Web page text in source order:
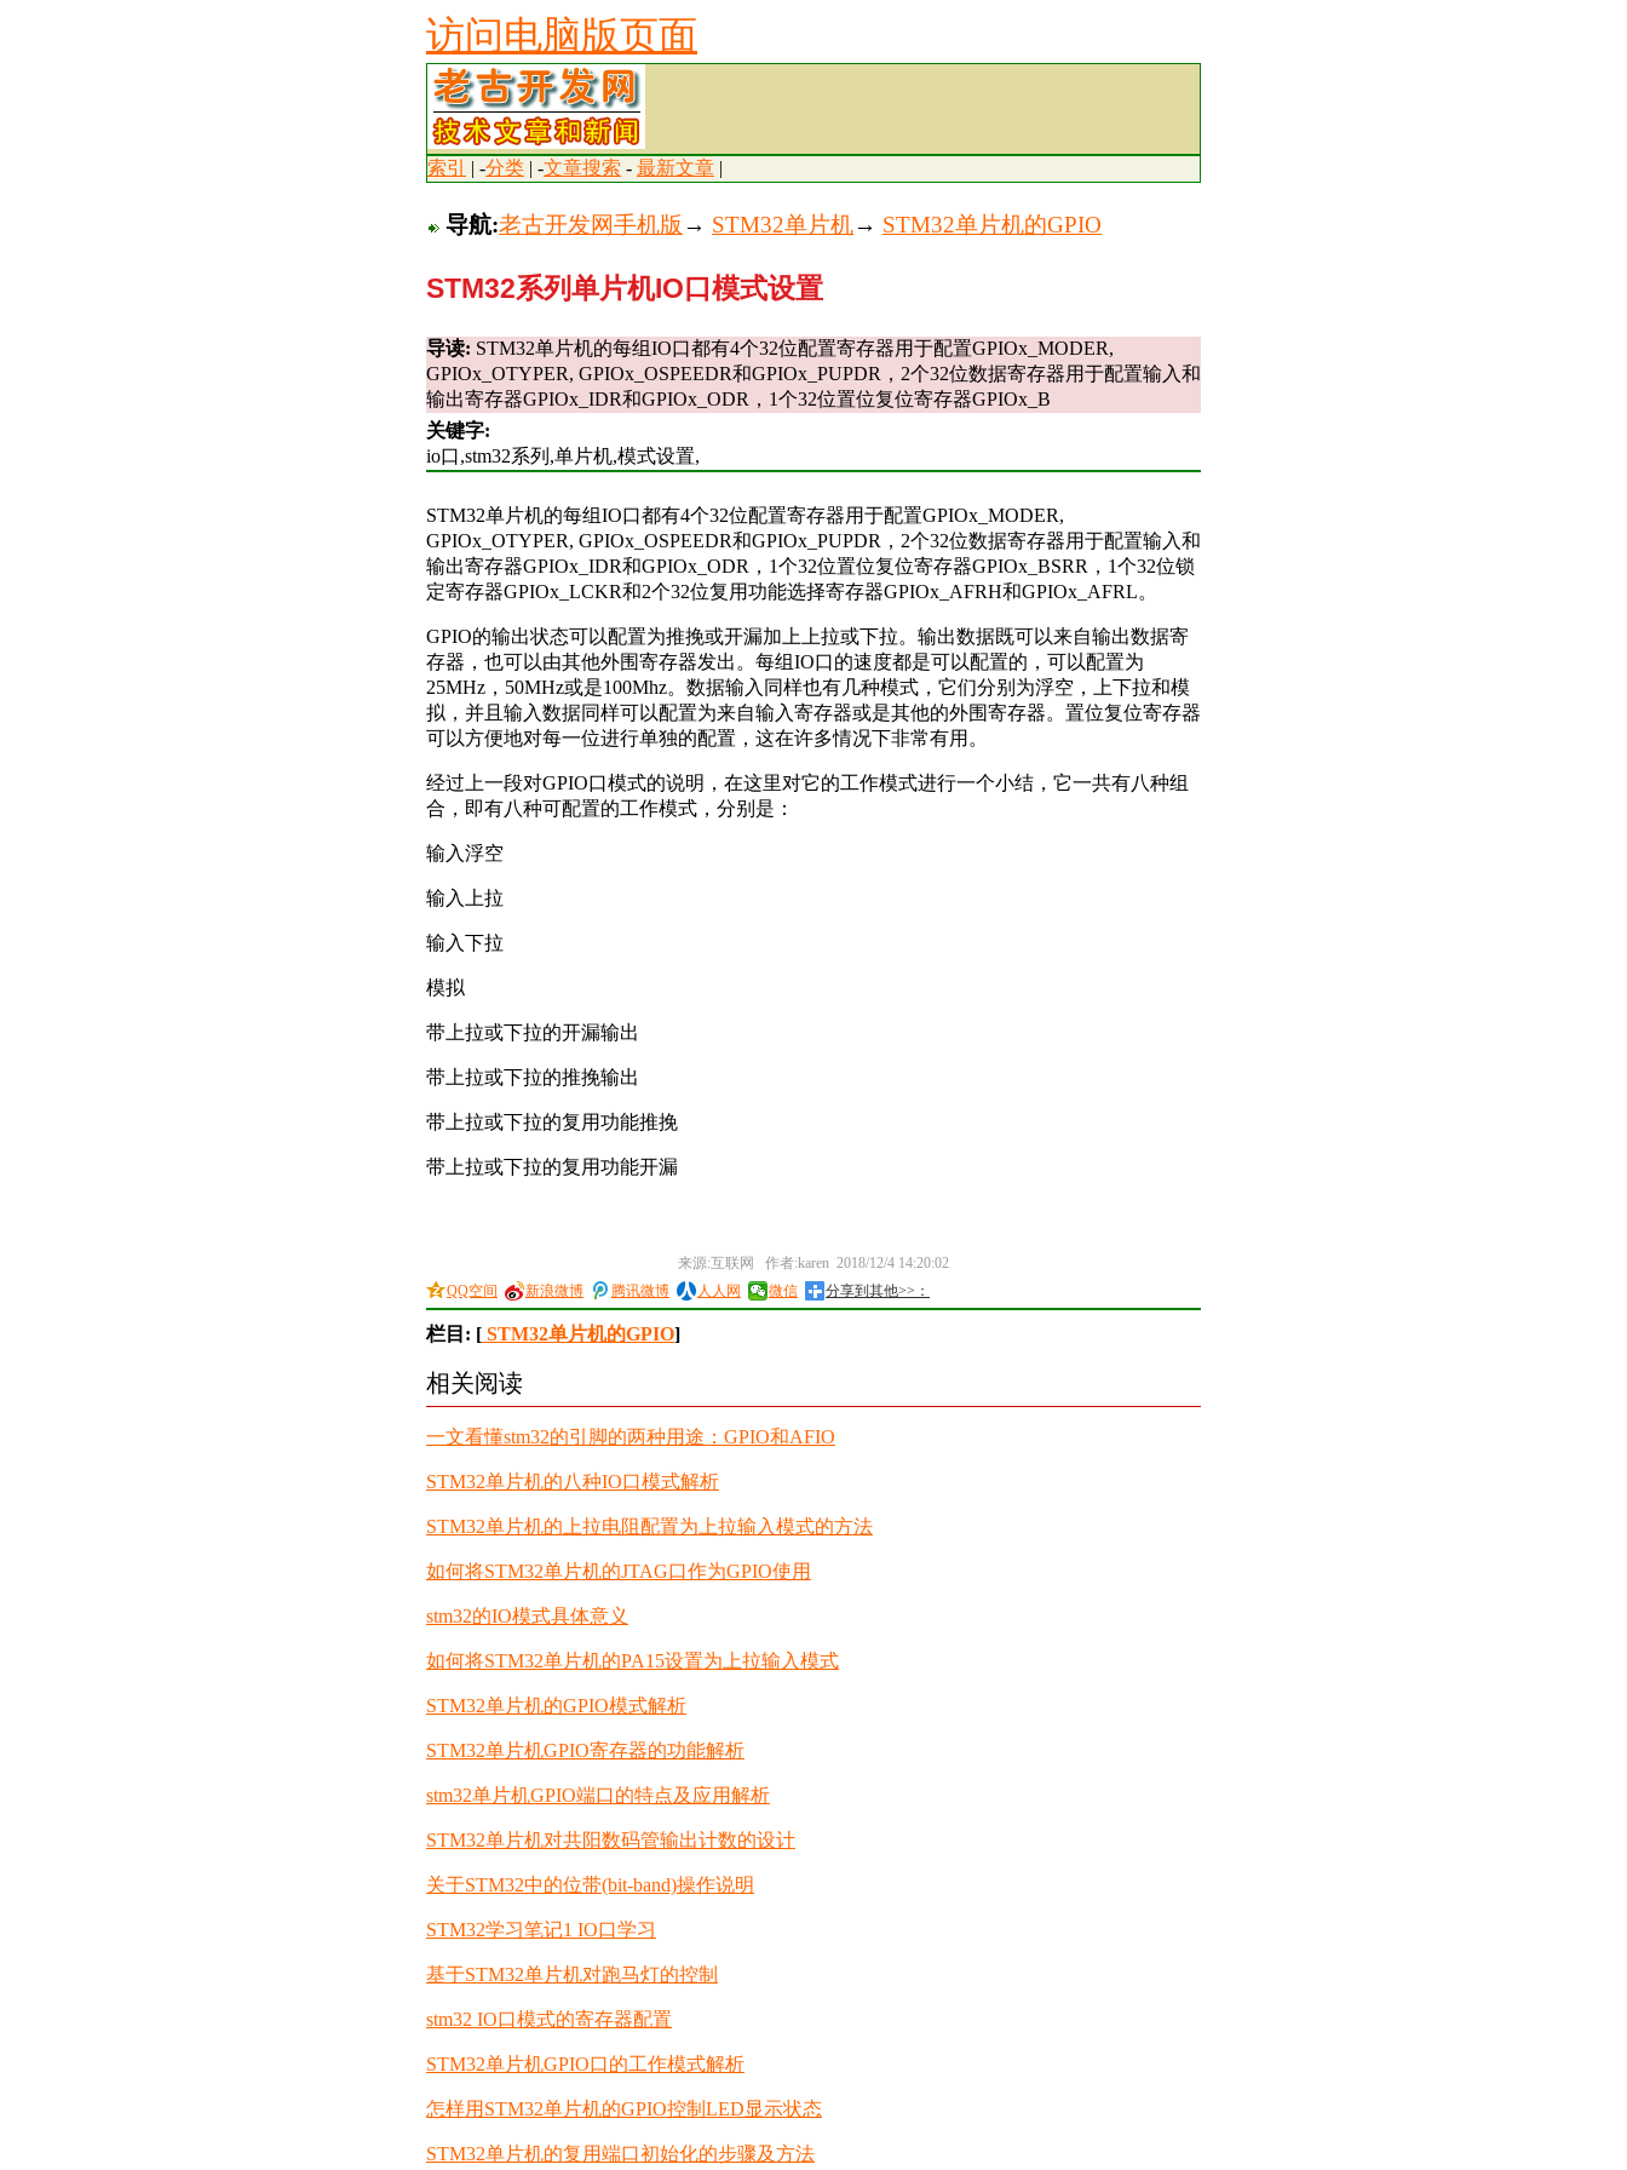
访问电脑版页面
索引 | -分类 | -文章搜索 - 最新文章 |
导航:老古开发网手机版 → STM32单片机→ STM32单片机的GPIO
STM32系列单片机IO口模式设置
导读: STM32单片机的每组IO口都有4个32位配置寄存器用于配置GPIOx_MODER,
GPIOx_OTYPER, GPIOx_OSPEEDR和GPIOx_PUPDR，2个32位数据寄存器用于配置输入和
输出寄存器GPIOx_IDR和GPIOx_ODR，1个32位置位复位寄存器GPIOx_B
关键字:
io口,stm32系列,单片机,模式设置,
STM32单片机的每组IO口都有4个32位配置寄存器用于配置GPIOx_MODER,
GPIOx_OTYPER, GPIOx_OSPEEDR和GPIOx_PUPDR，2个32位数据寄存器用于配置输入和
输出寄存器GPIOx_IDR和GPIOx_ODR，1个32位置位复位寄存器GPIOx_BSRR，1个32位锁
定寄存器GPIOx_LCKR和2个32位复用功能选择寄存器GPIOx_AFRH和GPIOx_AFRL。
GPIO的输出状态可以配置为推挽或开漏加上上拉或下拉。输出数据既可以来自输出数据寄
存器，也可以由其他外围寄存器发出。每组IO口的速度都是可以配置的，可以配置为
25MHz，50MHz或是100Mhz。数据输入同样也有几种模式，它们分别为浮空，上下拉和模
拟，并且输入数据同样可以配置为来自输入寄存器或是其他的外围寄存器。置位复位寄存器
可以方便地对每一位进行单独的配置，这在许多情况下非常有用。
经过上一段对GPIO口模式的说明，在这里对它的工作模式进行一个小结，它一共有八种组
合，即有八种可配置的工作模式，分别是：
输入浮空
输入上拉
输入下拉
模拟
带上拉或下拉的开漏输出
带上拉或下拉的推挽输出
带上拉或下拉的复用功能推挽
带上拉或下拉的复用功能开漏
来源:互联网 作者:karen 2018/12/4 14:20:02
QQ空间
新浪微博 腾讯微博 人人网 微信 分享到其他>>：
栏目: [ STM32单片机的GPIO]
相关阅读
一文看懂stm32的引脚的两种用途：GPIO和AFIO
STM32单片机的八种IO口模式解析
STM32单片机的上拉电阻配置为上拉输入模式的方法
如何将STM32单片机的JTAG口作为GPIO使用
stm32的IO模式具体意义
如何将STM32单片机的PA15设置为上拉输入模式
STM32单片机的GPIO模式解析
STM32单片机GPIO寄存器的功能解析
stm32单片机GPIO端口的特点及应用解析
STM32单片机对共阳数码管输出计数的设计
关于STM32中的位带(bit-band)操作说明
STM32学习笔记1 IO口学习
基于STM32单片机对跑马灯的控制
stm32 IO口模式的寄存器配置
STM32单片机GPIO口的工作模式解析
怎样用STM32单片机的GPIO控制LED显示状态
STM32单片机的复用端口初始化的步骤及方法